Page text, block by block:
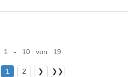
1 - 10 von 19
1 2 ❯ ❯❯